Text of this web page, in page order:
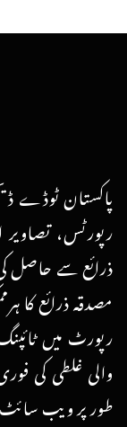
پاکستان ٹوڈے
رپورٹس، تصاویر
ذرائع سے حاصل
مصدقہ ذرائع کا
رپورٹ میں
والی غلطی کی
طور پر ویب